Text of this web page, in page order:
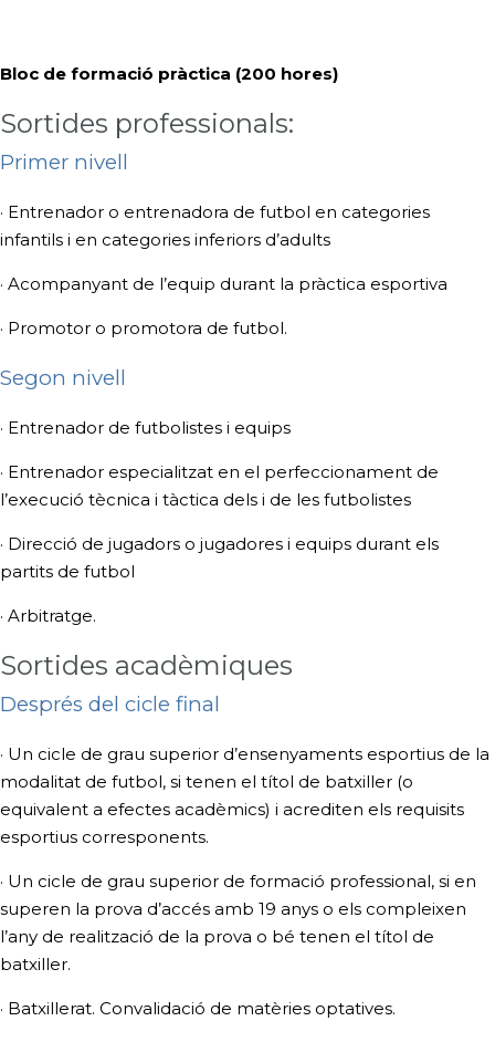
Bloc de formació pràctica (200 hores)
Sortides professionals:
Primer nivell
· Entrenador o entrenadora de futbol en categories
infantils i en categories inferiors d’adults
· Acompanyant de l’equip durant la pràctica esportiva
· Promotor o promotora de futbol.
Segon nivell
· Entrenador de futbolistes i equips
· Entrenador especialitzat en el perfeccionament de
l’execució tècnica i tàctica dels i de les futbolistes
· Direcció de jugadors o jugadores i equips durant els
partits de futbol
· Arbitratge.
Sortides acadèmiques
Després del cicle final
· Un cicle de grau superior d’ensenyaments esportius de la
modalitat de futbol, si tenen el títol de batxiller (o
equivalent a efectes acadèmics) i acrediten els requisits
esportius corresponents.
· Un cicle de grau superior de formació professional, si en
superen la prova d’accés amb 19 anys o els compleixen
l’any de realització de la prova o bé tenen el títol de
batxiller.
· Batxillerat. Convalidació de matèries optatives.